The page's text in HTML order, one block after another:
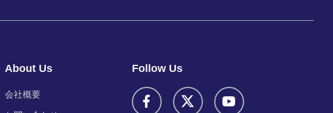
About Us
会社概要
Follow Us